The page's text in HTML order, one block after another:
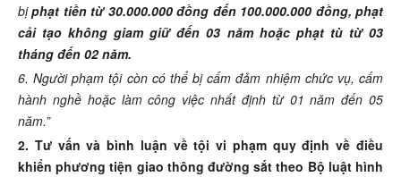
bịphạt tiền từ 30.000.000 đồng đến 100.000.000 đồng, phạt
cải tạo không giam giữ đến 03 năm hoặc phạt tù từ 03
tháng đến 02 năm.
6. Người phạm tội còn có thể bị cấm đảm nhiệm chức vụ, cấm
hành nghề hoặc làm công việc nhất định từ 01 năm đến 05
năm.”
2. Tư vấn và bình luận về tội vi phạm quy định về điều
khiển phương tiện giao thông đường sắt theo Bộ luật hình